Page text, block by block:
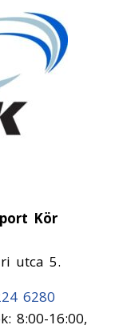
Kör
utca 5.
6280
8:00-16:00,